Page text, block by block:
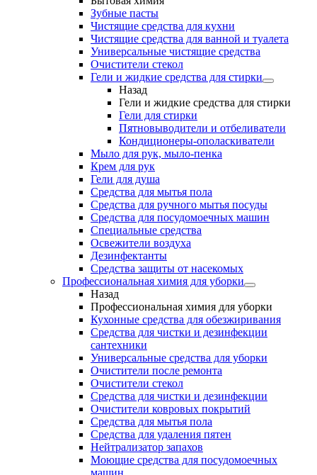
Зубные пасты
Чистящие средства для кухни
Чистящие средства для ванной и туалета
Универсальные чистящие средства
Очистители стекол
Гели и жидкие средства для стирки
Назад
Гели и жидкие средства для стирки
Гели для стирки
Пятновыводители и отбеливатели
Кондиционеры-ополаскиватели
Мыло для рук, мыло-пенка
Крем для рук
Гели для душа
Средства для мытья пола
Средства для ручного мытья посуды
Средства для посудомоечных машин
Специальные средства
Освежители воздуха
Дезинфектанты
Средства защиты от насекомых
Профессиональная химия для уборки
Назад
Профессиональная химия для уборки
Кухонные средства для обезжиривания
Средства для чистки и дезинфекции
сантехники
Универсальные средства для уборки
Очистители после ремонта
Очистители стекол
Средства для чистки и дезинфекции
Очистители ковровых покрытий
Средства для мытья пола
Средства для удаления пятен
Нейтрализатор запахов
Моющие средства для посудомоечных
машин